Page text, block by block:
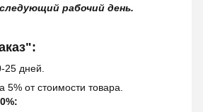
рабочий день.
25 дней.
5% от стоимости товара.